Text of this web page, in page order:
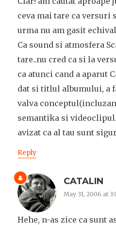
ceva mai tare ca versuri
urma nu am gasit
Ca sound si atmosfera
tare..nu cred ca si la
ca atunci cand a aparut
dat si titlul albumului, a
valva
semantika si
avizat ca al tau sunt
Reply
CATALIN
May 31, 2006 at
Hehe, n-as zice ca sunt